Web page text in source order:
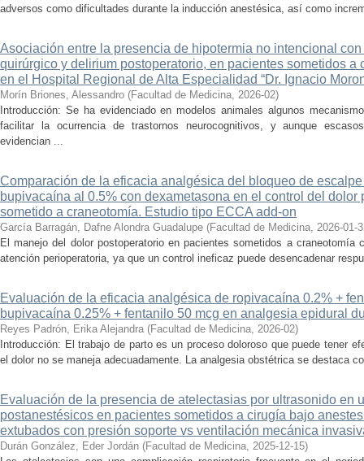
adversos como dificultades durante la inducción anestésica, así como
Asociación entre la presencia de hipotermia no intencional
quirúrgico y delirium postoperatorio, en pacientes sometidos a
en el Hospital Regional de Alta Especialidad “Dr. Ignacio
Morín Briones, Alessandro (Facultad de Medicina, 2026-02)
Introducción: Se ha evidenciado en modelos animales algunos
facilitar la ocurrencia de trastornos neurocognitivos, y aunque
evidencian ...
Comparación de la eficacia analgésica del bloqueo de
bupivacaína al 0.5% con dexametasona en el control del dolor
sometido a craneotomía. Estudio tipo ECCA add-on
García Barragán, Dafne Alondra Guadalupe (Facultad de Medicina, 2026-01-
El manejo del dolor postoperatorio en pacientes sometidos a craneotomía
atención perioperatoria, ya que un control ineficaz puede desencadenar
Evaluación de la eficacia analgésica de ropivacaína 0.2% +
bupivacaína 0.25% + fentanilo 50 mcg en analgesia epidural
Reyes Padrón, Erika Alejandra (Facultad de Medicina, 2026-02)
Introducción: El trabajo de parto es un proceso doloroso que puede tener
el dolor no se maneja adecuadamente. La analgesia obstétrica se destaca
Evaluación de la presencia de atelectasias por ultrasonido en
postanestésicos en pacientes sometidos a cirugía bajo
extubados con presión soporte vs ventilación mecánica
Durán González, Eder Jordán (Facultad de Medicina, 2025-12-15)